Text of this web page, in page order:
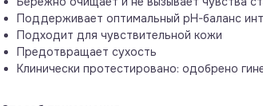
Поддерживает оптимальный pH-баланс
Подходит для чувствительной кожи
Предотвращает сухость
Клинически протестировано: одобрено